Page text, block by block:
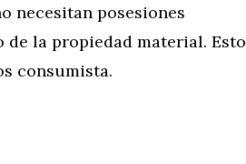
necesitan posesiones
de la propiedad material. Esto
consumista.